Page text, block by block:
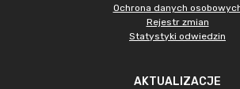
Ochrona danych
Rejestr zmian
Statystyki odwiedzin
AKTUALIZACJE